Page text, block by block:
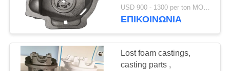
ΕΜΕΊΣ
ΓΎΡΟΣ
ΕΡΓΟΣΤΑΣΊΩΝ
industrial vehicles,
construction machinery
USD 900 - 1300 per ton MOQ:10 μονάδες
ΕΠΙΚΟΙΝΩΝΊΑ
Lost foam castings,
casting parts ,